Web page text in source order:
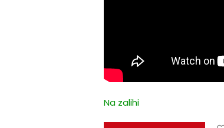
Na zalihi